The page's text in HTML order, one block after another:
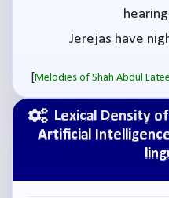
Lexical Density
Artificial
Jerejas have
[Melodies of Shah Abdul